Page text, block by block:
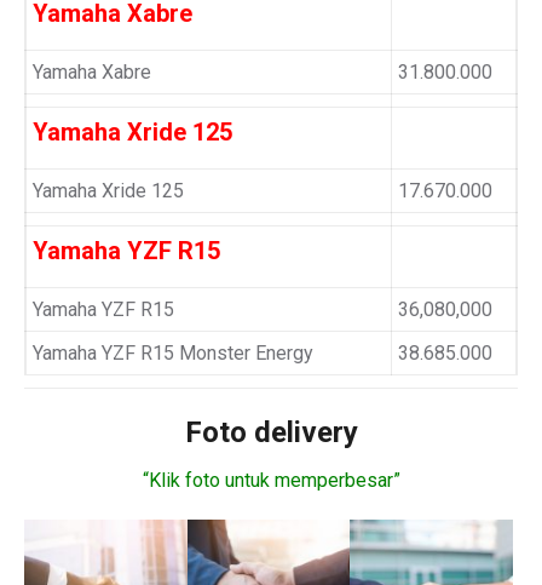
Yamaha Xabre
Yamaha Xabre 31.800.000
Yamaha Xride 125
Yamaha Xride 125 17.670.000
Yamaha YZF R15
Yamaha YZF R15
36,080,000
Yamaha YZF R15 Monster Energy
38.685.000
Foto delivery
“Klik foto untuk memperbesar”